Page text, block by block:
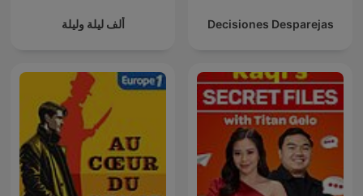
ألف ليلة وليلة Decisiones Desparejas